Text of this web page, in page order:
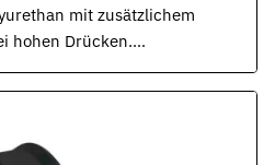
mit zusätzlichem
hohen Drücken.
Druckspitzen.
für härteste